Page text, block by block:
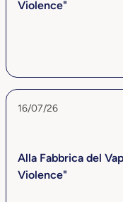
Violence"
16/07/26
Alla Fabbrica del
Violence"